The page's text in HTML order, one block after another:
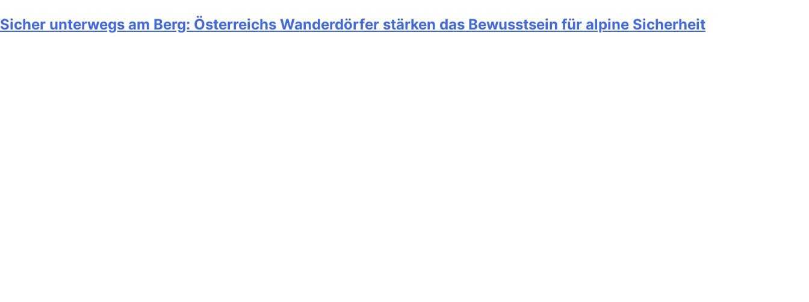
Sicher unterwegs am Berg: Österreichs Wanderdörfer stärken das Bewusstsein für alpine Sicherheit